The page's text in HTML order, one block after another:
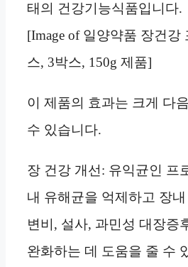
태의 건강기능식품입니다.
[Image of 일양약품 장건강
스, 3박스, 150g 제품]
이 제품의 효과는 크게 다
수 있습니다.
장 건강 개선: 유익균인 프
내 유해균을 억제하고 장
변비, 설사, 과민성 대장증
완화하는 데 도움을 줄 수